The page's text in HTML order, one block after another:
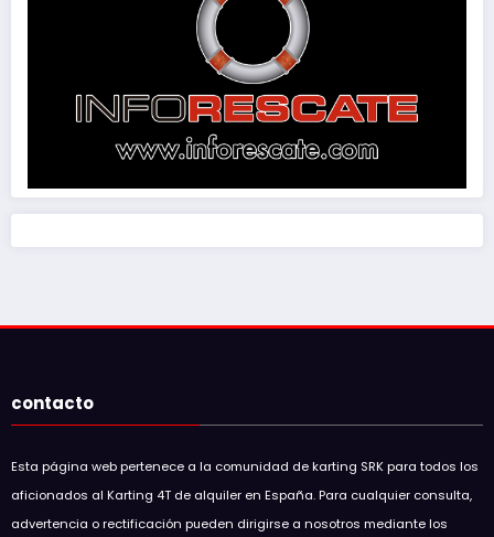
contacto
Esta página web pertenece a la comunidad de karting SRK para todos los
aficionados al Karting 4T de alquiler en España. Para cualquier consulta,
advertencia o rectificación pueden dirigirse a nosotros mediante los